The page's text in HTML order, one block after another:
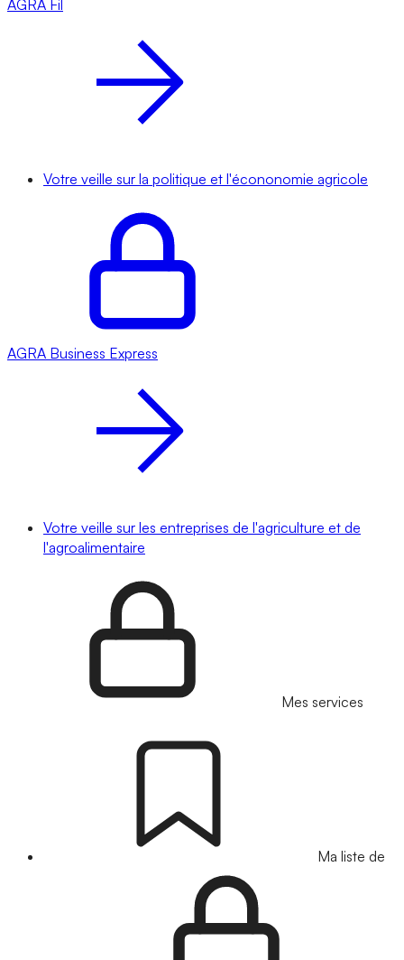
AGRA Fil
Votre veille sur la politique et l'écononomie agricole
AGRA Business Express
Votre veille sur les entreprises de l'agriculture et de
l'agroalimentaire
Mes services
Ma liste de